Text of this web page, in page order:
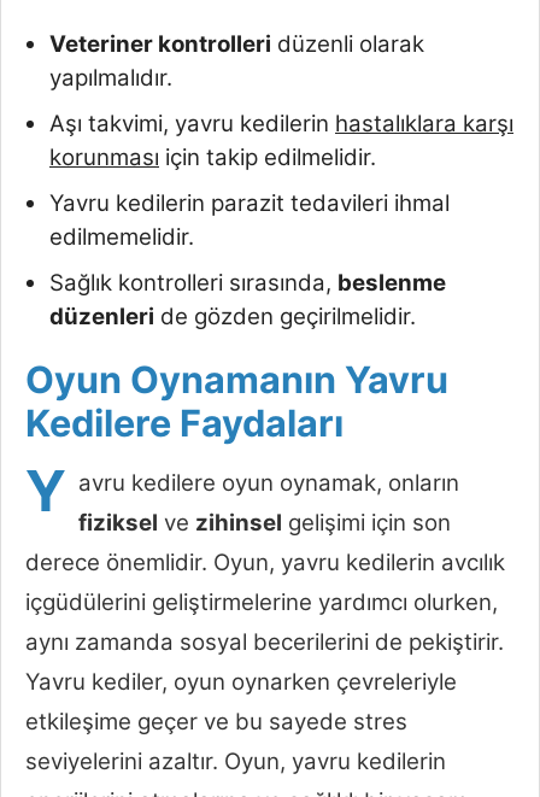
Veteriner kontrolleri düzenli olarak
yapılmalıdır.
Aşı takvimi, yavru kedilerin hastalıklara karşı
korunması için takip edilmelidir.
Yavru kedilerin parazit tedavileri ihmal
edilmemelidir.
Sağlık kontrolleri sırasında, beslenme
düzenleri de gözden geçirilmelidir.
Oyun Oynamanın Yavru
Kedilere Faydaları
Y avru kedilere oyun oynamak, onların
fiziksel ve zihinsel gelişimi için son
derece önemlidir. Oyun, yavru kedilerin avcılık
içgüdülerini geliştirmelerine yardımcı olurken,
aynı zamanda sosyal becerilerini de pekiştirir.
Yavru kediler, oyun oynarken çevreleriyle
etkileşime geçer ve bu sayede stres
seviyelerini azaltır. Oyun, yavru kedilerin